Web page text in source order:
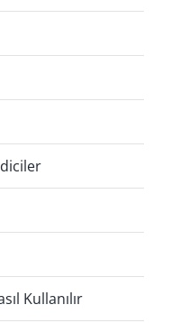
Kullanılır